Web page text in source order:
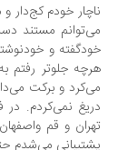
خودم کج‌دار و مریز
مستند دست اول
و خودنوشته
جلوتر ‌رفتم به
و برکت می‌داد.
نمی‌کردم. در
و قم واصفهان
می‌شدم حتما به